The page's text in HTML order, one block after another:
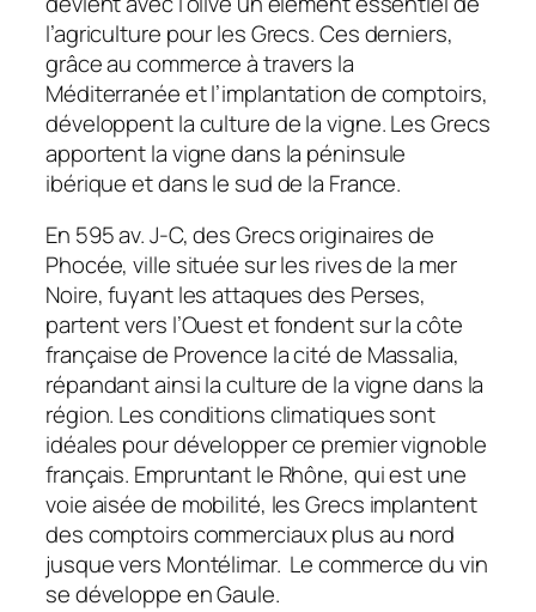
l’agriculture pour les Grecs. Ces derniers,
grâce au commerce à travers la
Méditerranée et l’implantation de comptoirs,
développent la culture de la vigne. Les Grecs
apportent la vigne dans la péninsule
ibérique et dans le sud de la France.
En 595 av. J-C, des Grecs originaires de
Phocée, ville située sur les rives de la mer
Noire, fuyant les attaques des Perses,
partent vers l’Ouest et fondent sur la côte
française de Provence la cité de Massalia,
répandant ainsi la culture de la vigne dans la
région. Les conditions climatiques sont
idéales pour développer ce premier vignoble
français. Empruntant le Rhône, qui est une
voie aisée de mobilité, les Grecs implantent
des comptoirs commerciaux plus au nord
jusque vers Montélimar. Le commerce du vin
se développe en Gaule.